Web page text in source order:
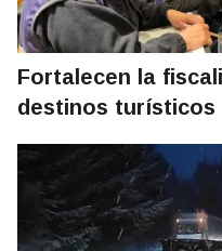
Fortalecen la
destinos turísticos